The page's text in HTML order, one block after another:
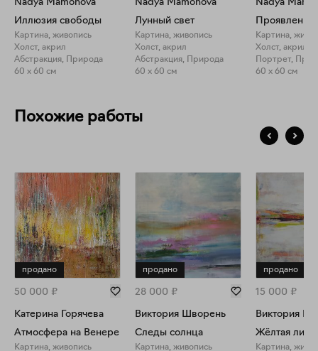
Nadya Mamonova
Иллюзия свободы
Картина, живопись
Холст, акрил
Абстракция, Природа
60 x 60 см
Nadya Mamonova
Лунный свет
Картина, живопись
Холст, акрил
Абстракция, Природа
60 x 60 см
Nadya
Картина,
Холст, акрил
Портрет,
60 x 60 см
Похожие работы
продано
50 000 ₽
Катерина Горячева
Атмосфера на Венере
Картина, живопись
продано
28 000 ₽
Виктория Шворень
Следы солнца
Картина, живопись
продано
15 000 ₽
Виктория
Жёлтая
Картина,